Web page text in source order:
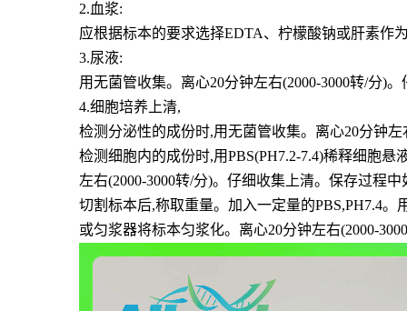
2.血浆:
应根据标本的要求选择EDTA、柠檬酸钠或肝素作
3.尿液:
用无菌管收集。离心20分钟左右(2000-3000转/分)
4.细胞培养上清,
检测分泌性的成份时,用无菌管收集。离心20分钟
检测细胞内的成份时,用PBS(PH7.2-7.4)稀释细胞
左右(2000-3000转/分)。仔细收集上清。保存过程
切割标本后,称取重量。加入一定量的PBS,PH7.4
或匀浆器将标本匀浆化。离心20分钟左右(2000-